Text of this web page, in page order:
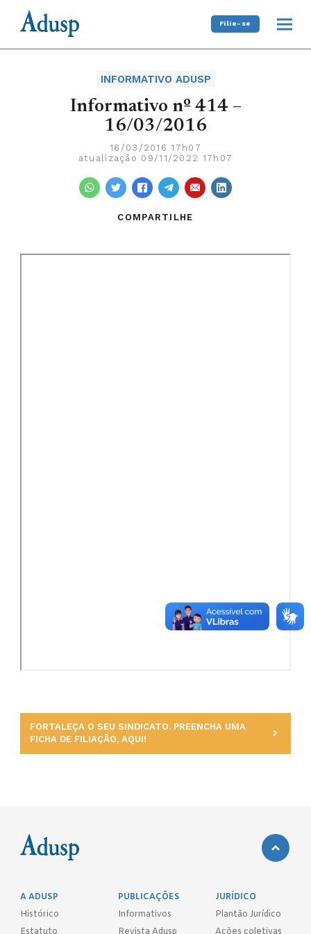
Filie-se
INFORMATIVO ADUSP
Informativo nº 414 –
16/03/2016
16/03/2016 17h07
atualização 09/11/2022 17h07
COMPARTILHE
FORTALEÇA O SEU SINDICATO. PREENCHA UMA
FICHA DE FILIAÇÃO, AQUI!
A ADUSP
Histórico
PUBLICAÇÕES
Informativos
JURÍDICO
Plantão Jurídico